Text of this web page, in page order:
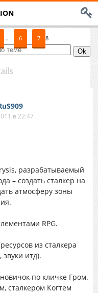
… 6 7 8
в 22:47
разрабатываемый
– создать сталкер на
атмосферу зоны
RPG.
из сталкера
звуки итд).
по кличке Гром.
сталкером Когтем